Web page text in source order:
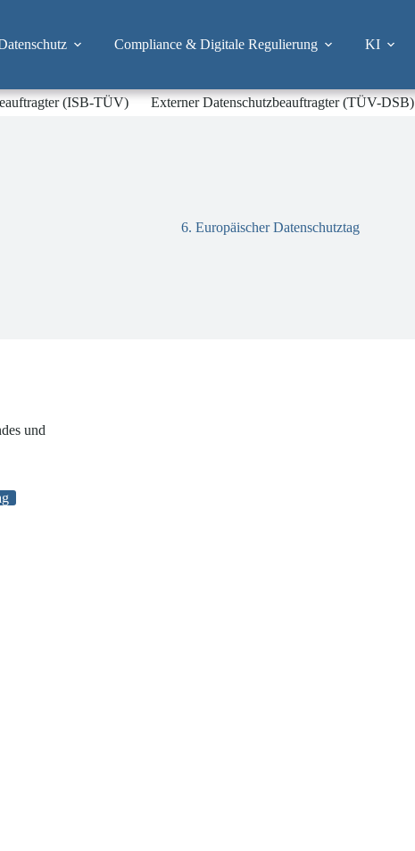
Compliance & Digitale Regulierung KI
(ISB-TÜV) Externer Datenschutzbeauftragter (TÜV-DSB)
6. Europäischer Datenschutztag
und